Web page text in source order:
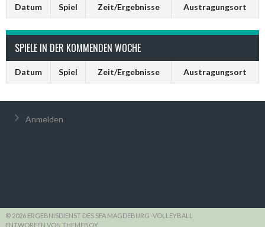
Datum Spiel Zeit/Ergebnisse Austragungsort
SPIELE IN DER KOMMENDEN WOCHE
Datum Spiel Zeit/Ergebnisse Austragungsort
Anmelden
© 2026 ERGEBNISDIENST DES SFA MAGDEBURG -VOLLEYBALL
ENTWORFEN VON THEMEBOY